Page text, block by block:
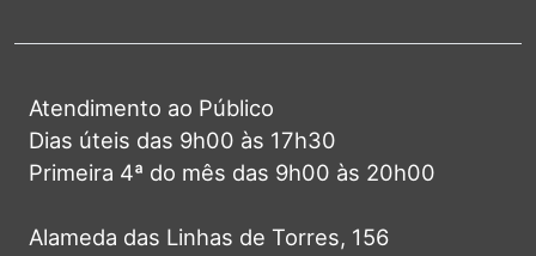
Atendimento ao Público
Dias úteis das 9h00 às 17h30
Primeira 4ª do mês das 9h00 às 20h00
Alameda das Linhas de Torres, 156